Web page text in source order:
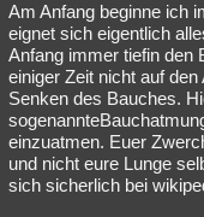
Am Anfang beginne ich
eignet sich eigentlich
Anfang immer tiefin den
einiger Zeit nicht auf
Senken des Bauches.
einzuatmen. Euer
und nicht eure Lunge
sich sicherlich bei